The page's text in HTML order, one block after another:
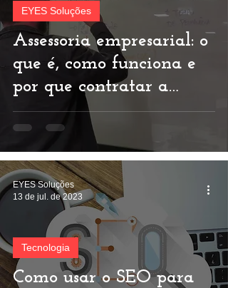
Assessoria empresarial: o
que é, como funciona e
por que contratar a
EYES Soluções
EYES Soluções
Como usar o SEO para
Tecnologia
EYES Soluções
13 de jul. de 2023